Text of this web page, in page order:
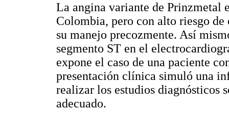
La angina variante de Prinzmetal
Colombia, pero con alto riesgo
su manejo precozmente. Así
segmento ST en el
expone el caso de una paciente
presentación clínica simuló una
realizar los estudios diagnósticos
adecuado.